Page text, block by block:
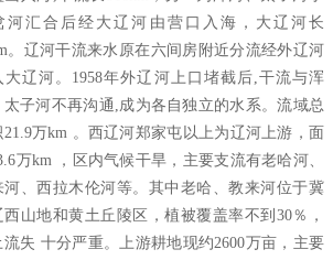
河汇合后经大辽河由营口入海，大辽河长
。辽河干流来水原在六间房附近分流经外辽河
大辽河。1958年外辽河上口堵截后,干流与浑
太子河不再沟通,成为各自独立的水系。流域总
21.9万km 。西辽河郑家屯以上为辽河上游，面
万km ，区内气候干旱，主要支流有老哈河、
河、西拉木伦河等。其中老哈、教来河位于冀
西山地和黄土丘陵区，植被覆盖率不到30％，
流失 十分严重。上游耕地现约2600万亩，主要